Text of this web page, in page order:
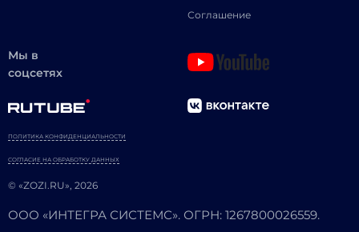
Соглашение
Мы в
соцсетях
© «ZOZI.RU», 2026
ПОЛИТИКА КОНФИДЕНЦИАЛЬНОСТИ
СОГЛАСИЕ НА ОБРАБОТКУ ДАННЫХ
ООО «ИНТЕГРА СИСТЕМС». ОГРН: 1267800026559.